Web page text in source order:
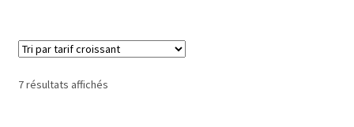
7 résultats affichésTrié